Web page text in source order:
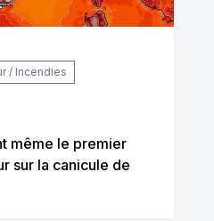
/ Incendies
même le premier
sur la canicule de